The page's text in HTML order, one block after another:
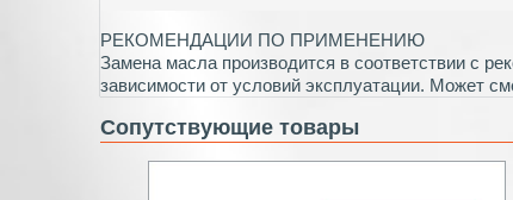
РЕКОМЕНДАЦИИ ПО ПРИМЕНЕНИЮ
Замена масла производится в соответствии с
зависимости от условий эксплуатации. Может
Сопутствующие товары